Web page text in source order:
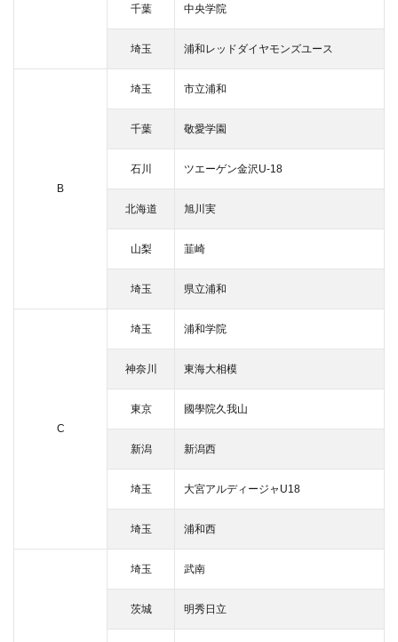
千葉 中央学院
埼玉 浦和レッドダイヤモンズユース
B
埼玉 市立浦和
千葉 敬愛学園
石川 ツエーゲン金沢U-18
北海道 旭川実
山梨 韮崎
埼玉 県立浦和
C
埼玉 浦和学院
神奈川 東海大相模
東京 國學院久我山
新潟 新潟西
埼玉 大宮アルディージャU18
埼玉 浦和西
埼玉 武南
茨城 明秀日立